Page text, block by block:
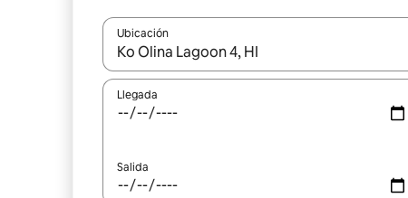
Ubicación
Cuando los resultados estén disponibles, podrás
Llegada
Salida